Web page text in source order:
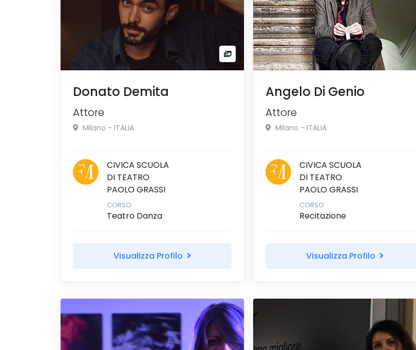
Donato Demita
Attore
Milano - ITALIA
CIVICA SCUOLA
DI TEATRO
PAOLO GRASSI
CORSO
Teatro Danza
Visualizza Profilo
Angelo Di Genio
Attore
Milano - ITALIA
CIVICA SCUOLA
DI TEATRO
PAOLO GRASSI
CORSO
Recitazione
Visualizza Profilo